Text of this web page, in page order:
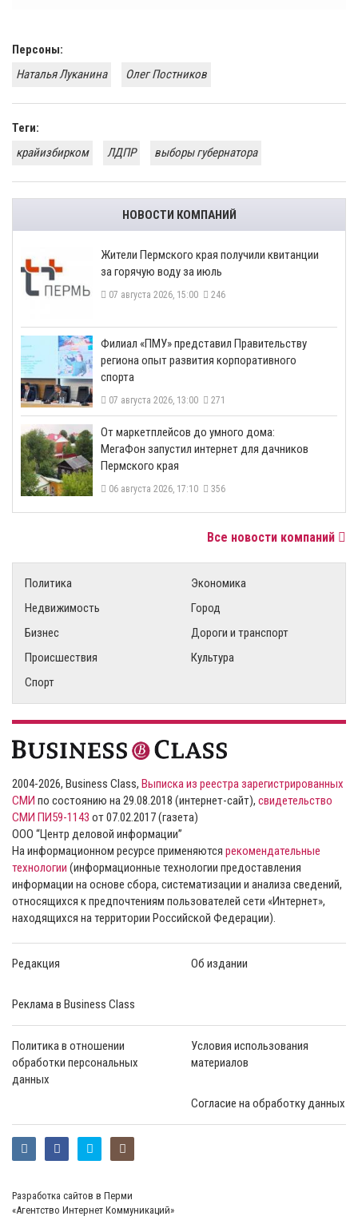
Персоны:
Наталья Луканина
Олег Постников
Теги:
крайизбирком
ЛДПР выборы губернатора
НОВОСТИ КОМПАНИЙ
​Жители Пермского края получили квитанции
за горячую воду за июль
07 августа 2026, 15:00 246
​Филиал «ПМУ» представил Правительству
региона опыт развития корпоративного
спорта
07 августа 2026, 13:00 271
От маркетплейсов до умного дома:
МегаФон запустил интернет для дачников
Пермского края
06 августа 2026, 17:10 356
Все новости компаний
Политика
Экономика
Недвижимость
Город
Бизнес
Дороги и транспорт
Происшествия
Культура
Спорт
2004-2026, Business Class, Выписка из реестра зарегистрированных
СМИ по состоянию на 29.08.2018 (интернет-сайт), свидетельство
СМИ ПИ59-1143 от 07.02.2017 (газета)
ООО “Центр деловой информации”
На информационном ресурсе применяются рекомендательные
технологии (информационные технологии предоставления
информации на основе сбора, систематизации и анализа сведений,
относящихся к предпочтениям пользователей сети «Интернет»,
находящихся на территории Российской Федерации).
Редакция Об издании
Реклама в Business Class
Политика в отношении
обработки персональных
данных
Условия использования
материалов
Согласие на обработку данных
Разработка сайтов в Перми
«Агентство Интернет Коммуникаций»